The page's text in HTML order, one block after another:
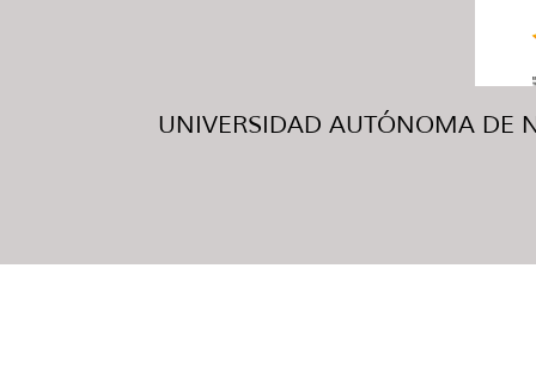
UNIVERSIDAD AUTÓNOMA DE